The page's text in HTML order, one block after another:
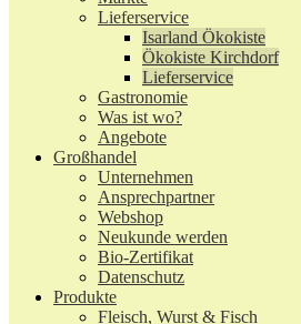
Lieferservice
Isarland Ökokiste
Ökokiste Kirchdorf
Lieferservice
Gastronomie
Was ist wo?
Angebote
Großhandel
Unternehmen
Ansprechpartner
Webshop
Neukunde werden
Bio-Zertifikat
Datenschutz
Produkte
Fleisch, Wurst & Fisch